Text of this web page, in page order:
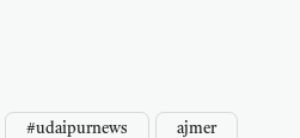
#udaipurnews ajmer